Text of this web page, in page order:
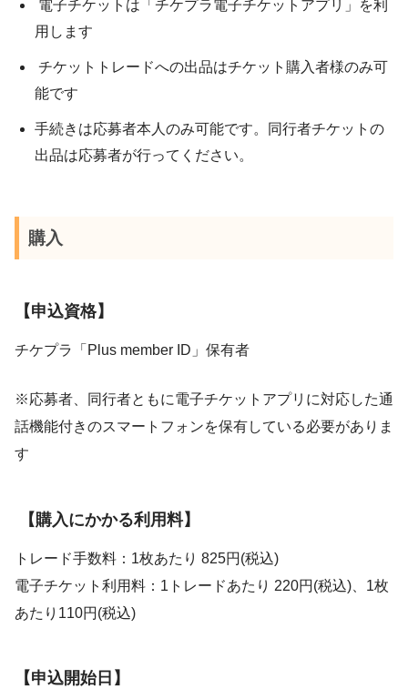
電子チケットは「チケプラ電子チケットアプリ」を利
用します
チケットトレードへの出品はチケット購入者様のみ可
能です
手続きは応募者本人のみ可能です。同行者チケットの
出品は応募者が行ってください。
購入
【申込資格】
チケプラ「Plus member ID」保有者
※応募者、同行者ともに電子チケットアプリに対応した通
話機能付きのスマートフォンを保有している必要がありま
す
【購入にかかる利用料】
トレード手数料：1枚あたり 825円(税込)
電子チケット利用料：1トレードあたり 220円(税込)、1枚
あたり110円(税込)
【申込開始日】